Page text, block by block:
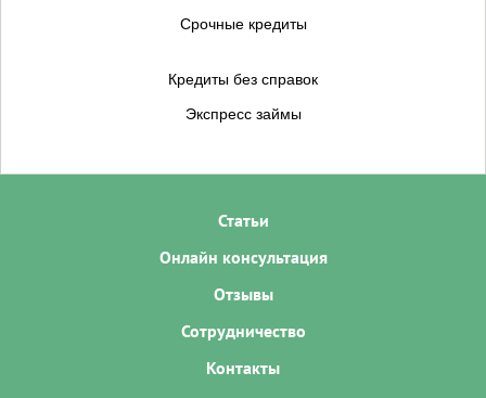
Срочные кредиты
Кредиты без справок
Экспресс займы
Статьи
Онлайн консультация
Отзывы
Сотрудничество
Контакты